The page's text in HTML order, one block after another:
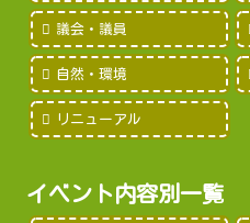
議会・議員
自然・環境
リニューアル
イベント内容別一覧